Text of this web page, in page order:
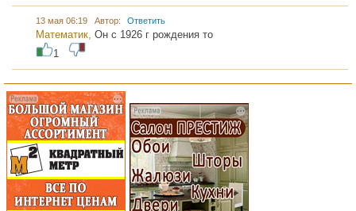
13 мая 06:19 Автор: Ответить
Математик, Он с 1926 г рождения то
1